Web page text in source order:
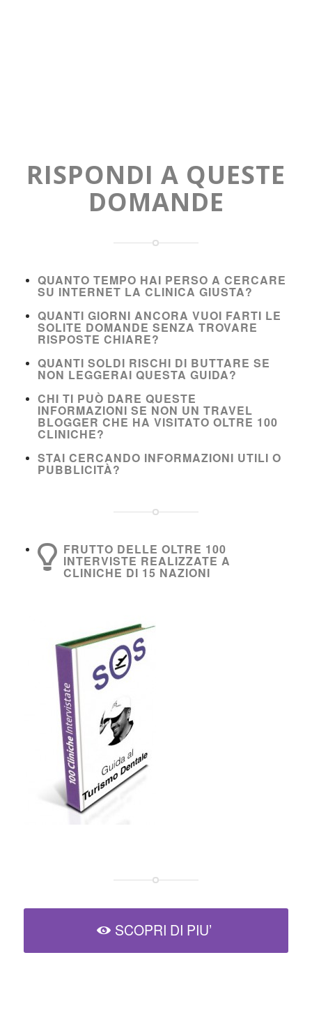
RISPONDI A QUESTE
DOMANDE
QUANTO TEMPO HAI PERSO A CERCARE
SU INTERNET LA CLINICA GIUSTA?
QUANTI GIORNI ANCORA VUOI FARTI LE
SOLITE DOMANDE SENZA TROVARE
RISPOSTE CHIARE?
QUANTI SOLDI RISCHI DI BUTTARE SE
NON LEGGERAI QUESTA GUIDA?
CHI TI PUÒ DARE QUESTE
INFORMAZIONI SE NON UN TRAVEL
BLOGGER CHE HA VISITATO OLTRE 100
CLINICHE?
STAI CERCANDO INFORMAZIONI UTILI O
PUBBLICITÀ?
FRUTTO DELLE OLTRE 100
INTERVISTE REALIZZATE A
CLINICHE DI 15 NAZIONI
SCOPRI DI PIU’